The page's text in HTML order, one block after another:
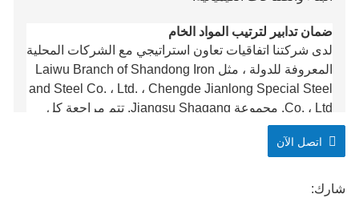
ضمان تدابير لترتيب المواد الخام
لدى شركتنا اتفاقيات تعاون استراتيجي مع الشركات المحلية
المعروفة للدولة ، مثل Laiwu Branch of Shandong Iron
and Steel Co. ، Ltd. ، Chengde Jianlong Special Steel
Co. ، Ltd. مجموعة Jiangsu Shagang. تتم مراجعة كل
مرحلة من المرحلة من الطلب المادي إلى التفتيش المادي
والموافقة عليها من قبل الخبراء الفنيين ، ويحدده المدير
ذي الصلة.
اتصل الآن
شارك: